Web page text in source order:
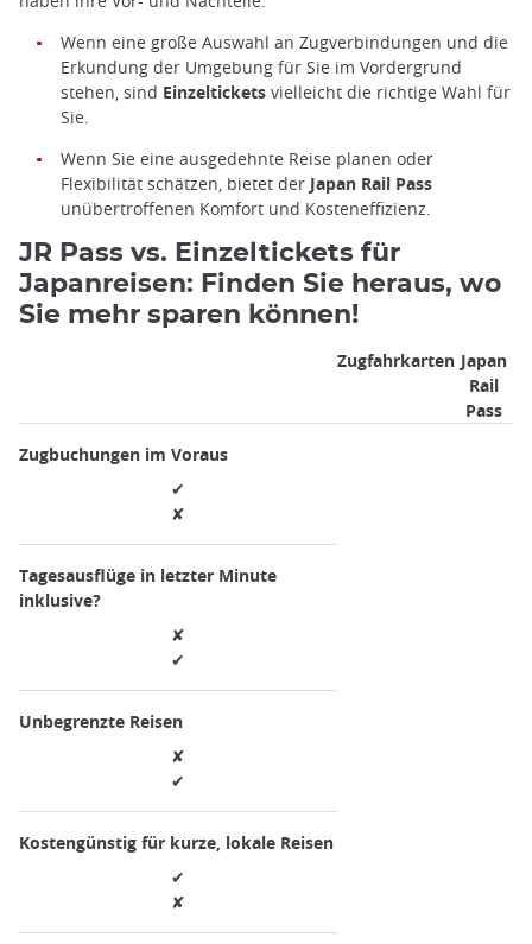
Wenn eine große Auswahl an Zugverbindungen und die
Erkundung der Umgebung für Sie im Vordergrund
stehen, sind Einzeltickets vielleicht die richtige Wahl für
Sie.
Wenn Sie eine ausgedehnte Reise planen oder
Flexibilität schätzen, bietet der Japan Rail Pass
unübertroffenen Komfort und Kosteneffizienz.
JR Pass vs. Einzeltickets für
Japanreisen: Finden Sie heraus, wo
Sie mehr sparen können!
Zugfahrkarten Japan
Rail
Pass
Zugbuchungen im Voraus
✔
✘
Tagesausflüge in letzter Minute
inklusive?
✘
✔
Unbegrenzte Reisen
✘
✔
Kostengünstig für kurze, lokale Reisen
✔
✘